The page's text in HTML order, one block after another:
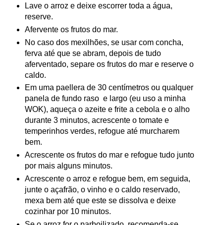
Lave o arroz e deixe escorrer toda a água,
reserve.
Afervente os frutos do mar.
No caso dos mexilhões, se usar com concha,
ferva até que se abram, depois de tudo
aferventado, separe os frutos do mar e reserve o
caldo.
Em uma paellera de 30 centímetros ou qualquer
panela de fundo raso e largo (eu uso a minha
WOK), aqueça o azeite e frite a cebola e o alho
durante 3 minutos, acrescente o tomate e
temperinhos verdes, refogue até murcharem
bem.
Acrescente os frutos do mar e refogue tudo junto
por mais alguns minutos.
Acrescente o arroz e refogue bem, em seguida,
junte o açafrão, o vinho e o caldo reservado,
mexa bem até que este se dissolva e deixe
cozinhar por 10 minutos.